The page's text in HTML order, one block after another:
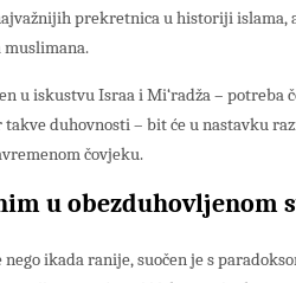
prekretnica u historiji islama,
u iskustvu Israa i Mi‘radža – potreba
duhovnosti – bit će u nastavku
čovjeku.
u obezduhovljenom
nego ikada ranije, suočen je s